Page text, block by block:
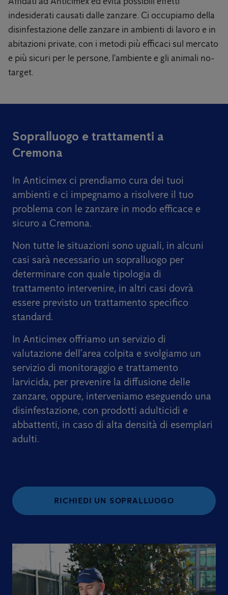
indesiderati causati dalle zanzare. Ci occupiamo della
disinfestazione delle zanzare in ambienti di lavoro e in
abitazioni private, con i metodi più efficaci sul mercato
e più sicuri per le persone, l'ambiente e gli animali no-
target.
Sopralluogo e trattamenti a
Cremona
In Anticimex ci prendiamo cura dei tuoi
ambienti e ci impegnamo a risolvere il tuo
problema con le zanzare in modo efficace e
sicuro a Cremona.
Non tutte le situazioni sono uguali, in alcuni
casi sarà necessario un sopralluogo per
determinare con quale tipologia di
trattamento intervenire, in altri casi dovrà
essere previsto un trattamento specifico
standard.
In Anticimex offriamo un servizio di
valutazione dell’area colpita e svolgiamo un
servizio di monitoraggio e trattamento
larvicida, per prevenire la diffusione delle
zanzare, oppure, interveniamo eseguendo una
disinfestazione, con prodotti adulticidi e
abbattenti, in caso di alta densità di esemplari
adulti.
RICHIEDI UN SOPRALLUOGO